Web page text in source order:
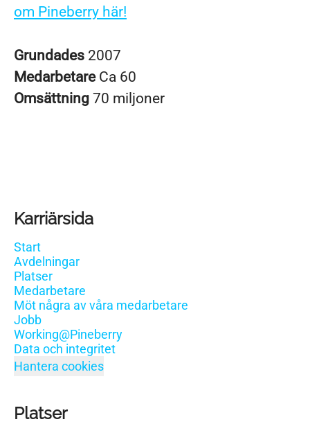
om Pineberry här!
Grundades 2007
Medarbetare Ca 60
Omsättning 70 miljoner
Karriärsida
Start
Avdelningar
Platser
Medarbetare
Möt några av våra medarbetare
Jobb
Working@Pineberry
Data och integritet
Hantera cookies
Platser